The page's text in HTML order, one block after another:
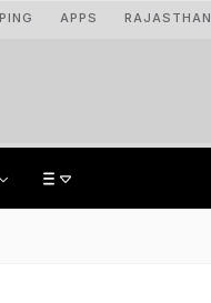
APPS RAJASTHAN